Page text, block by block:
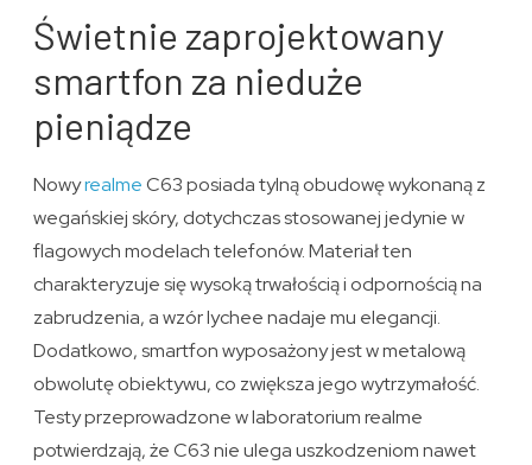
Świetnie zaprojektowany
smartfon za nieduże
pieniądze
NowyrealmeC63 posiada tylną obudowę wykonaną z
wegańskiej skóry, dotychczas stosowanej jedynie w
flagowych modelach telefonów. Materiał ten
charakteryzuje się wysoką trwałością i odpornością na
zabrudzenia, a wzór lychee nadaje mu elegancji.
Dodatkowo, smartfon wyposażony jest w metalową
obwolutę obiektywu, co zwiększa jego wytrzymałość.
Testy przeprowadzone w laboratorium realme
potwierdzają, że C63 nie ulega uszkodzeniom nawet